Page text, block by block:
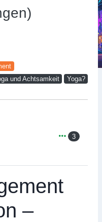
und Achtsamkeit Yoga?
3
–